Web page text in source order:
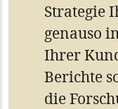
Strategie
genauso
Ihrer
Berichte
die